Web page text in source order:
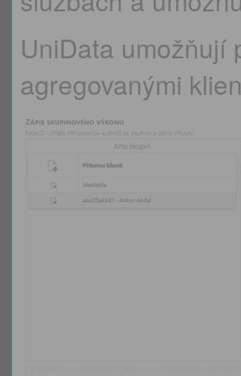
UniData umožňují
agregovanými